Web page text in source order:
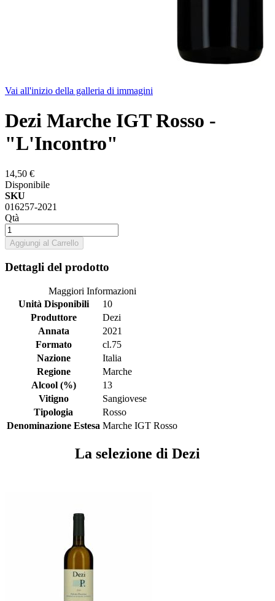
Vai all'inizio della galleria di immagini
Dezi Marche IGT Rosso -
"L'Incontro"
14,50 €
Disponibile
SKU
016257-2021
Qtà
Aggiungi al Carrello
Dettagli del prodotto
Maggiori Informazioni
Unità Disponibili
10
Produttore
Dezi
Annata
2021
Formato
cl.75
Nazione
Italia
Regione
Marche
Alcool (%)
13
Vitigno
Sangiovese
Tipologia
Rosso
Denominazione Estesa Marche IGT Rosso
La selezione di Dezi